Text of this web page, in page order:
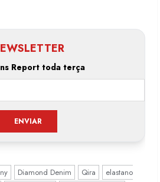
Report toda terça
Diamond Denim Qira
elastano